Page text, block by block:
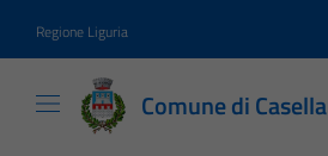
Regione Liguria
Comune di Casella